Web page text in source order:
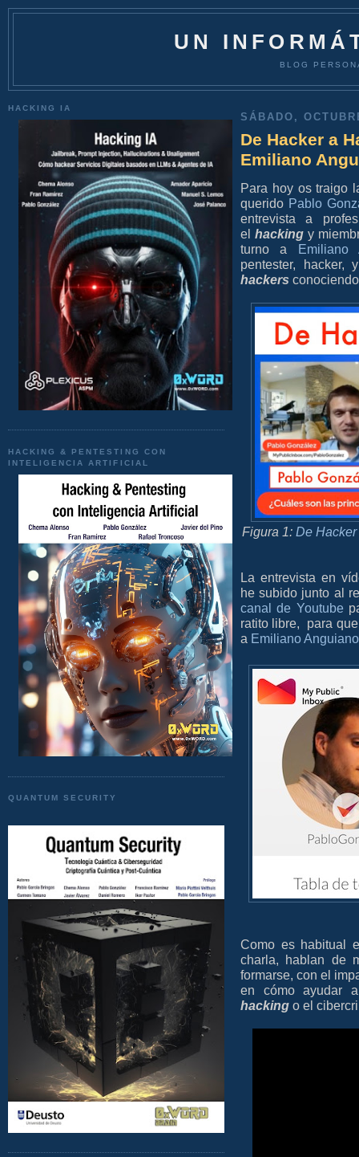
UN
BLOG
HACKING IA
HACKING & PENTESTING CON
INTELIGENCIA ARTIFICIAL
QUANTUM SECURITY
SÁBADO,
De Hacker a
Emiliano
Para hoy os traigo
querido Pablo
entrevista a
elhacking y
turno a Emiliano
pentester,
hackers
Figura 1: De
La entrevista en
he subido junto al
canal de Youtube
ratito libre, para
a Emiliano
Como es habitual
charla, hablan de
formarse, con el
en cómo ayudar
hacking o el